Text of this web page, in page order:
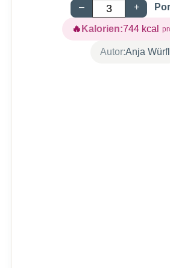
– +
Kalorien:744 kcal
Autor:Anja Würfl